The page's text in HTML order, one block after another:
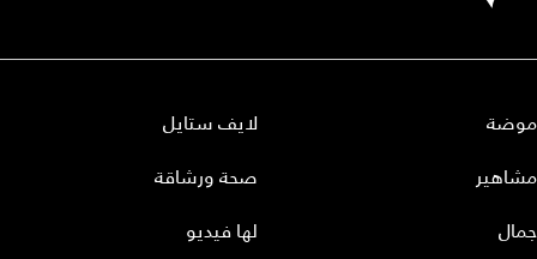
موضة
مشاهير
جمال
لايف ستايل
صحة ورشاقة
لها فيديو